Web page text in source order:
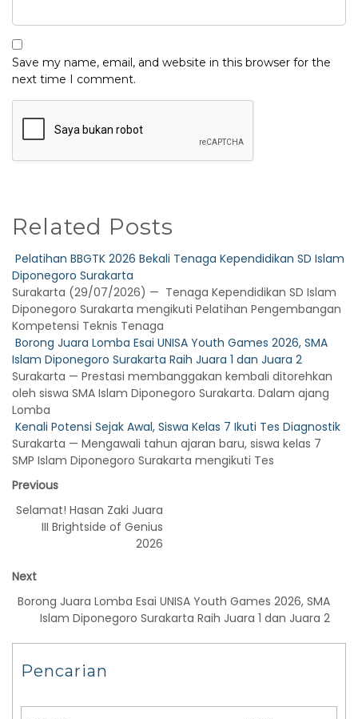
Save my name, email, and website in this browser for the
next time I comment.
Related Posts
Pelatihan BBGTK 2026 Bekali Tenaga Kependidikan SD Islam
Diponegoro Surakarta
Surakarta (29/07/2026) — Tenaga Kependidikan SD Islam
Diponegoro Surakarta mengikuti Pelatihan Pengembangan
Kompetensi Teknis Tenaga
Borong Juara Lomba Esai UNISA Youth Games 2026, SMA
Islam Diponegoro Surakarta Raih Juara 1 dan Juara 2
Surakarta — Prestasi membanggakan kembali ditorehkan
oleh siswa SMA Islam Diponegoro Surakarta. Dalam ajang
Lomba
Kenali Potensi Sejak Awal, Siswa Kelas 7 Ikuti Tes Diagnostik
Surakarta — Mengawali tahun ajaran baru, siswa kelas 7
SMP Islam Diponegoro Surakarta mengikuti Tes
Previous
Selamat! Hasan Zaki Juara
III Brightside of Genius
2026
Next
Borong Juara Lomba Esai UNISA Youth Games 2026, SMA
Islam Diponegoro Surakarta Raih Juara 1 dan Juara 2
Pencarian